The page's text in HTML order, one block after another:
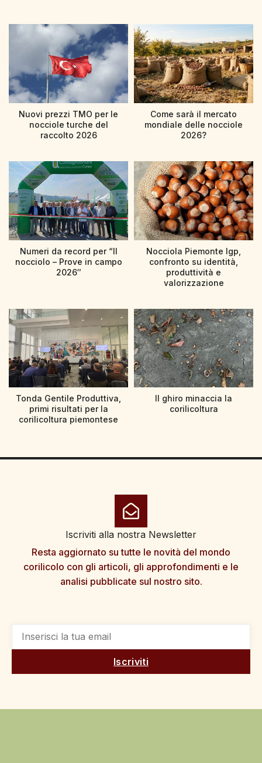
Nuovi prezzi TMO per le
nocciole turche del
raccolto 2026
Come sarà il mercato
mondiale delle nocciole
2026?
Numeri da record per “Il
nocciolo – Prove in campo
2026″
Nocciola Piemonte Igp,
confronto su identità,
produttività e
valorizzazione
Tonda Gentile Produttiva,
primi risultati per la
corilicoltura piemontese
Il ghiro minaccia la
corilicoltura
Iscriviti alla nostra Newsletter
Resta aggiornato su tutte le novità del mondo
corilicolo con gli articoli, gli approfondimenti e le
analisi pubblicate sul nostro sito.
Iscriviti